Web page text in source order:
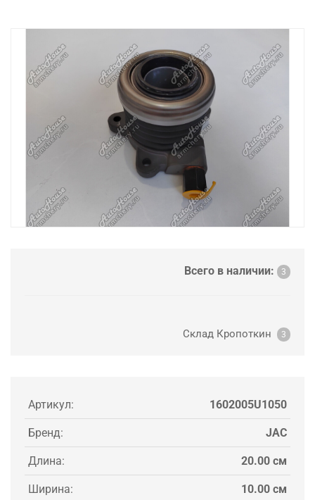
Всего в наличии: 3
Склад Кропоткин 3
Артикул: 1602005U1050
Бренд: JAC
Длина: 20.00 см
Ширина: 10.00 см